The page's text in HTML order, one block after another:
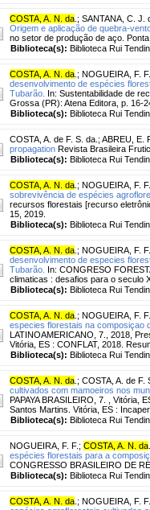
COSTA, A. N. da ; SANTANA, C. J.
Origem e aplicação de quebra-
no setor de produção de aço.
Biblioteca(s): Biblioteca Rui
COSTA, A. N. da ; NOGUEIRA, F. F.
desenvolvimento de espécies
Tubarão. In: Sustentabilidade de
Grossa (PR): Atena Editora, p. 16-
Biblioteca(s): Biblioteca Rui
COSTA, A. de F. S. da. ; ABREU, E.
propagation Revista Brasileira
Biblioteca(s): Biblioteca Rui
COSTA, A. N. da ; NOGUEIRA, F. F.
sobrevivência de espécies
recursos florestais [recurso
15, 2019.
Biblioteca(s): Biblioteca Rui
COSTA, A. N. da ; NOGUEIRA, F. F.
desenvolvimento de especies
Tubarão. In: CONGRESO
climaticas : desafios para o seculo
Biblioteca(s): Biblioteca Rui
COSTA, A. N. da ; NOGUEIRA, F. F.
especies florestais na composiçao
LATINOAMERICANO, 7., 2018,
Vitória, ES : CONFLAT, 2018.
Biblioteca(s): Biblioteca Rui
COSTA, A. N. da ; COSTA, A. de F.
cultivados com mamoeiros nos
PAPAYA BRASILEIRO, 7. , Vitória,
Santos Martins. Vitória, ES :
Biblioteca(s): Biblioteca Rui
NOGUEIRA, F. F. ; COSTA, A. N. da
espécies florestais para a
CONGRESSO BRASILEIRO DE
Biblioteca(s): Biblioteca Rui
COSTA, A. N. da ; NOGUEIRA, F. F.